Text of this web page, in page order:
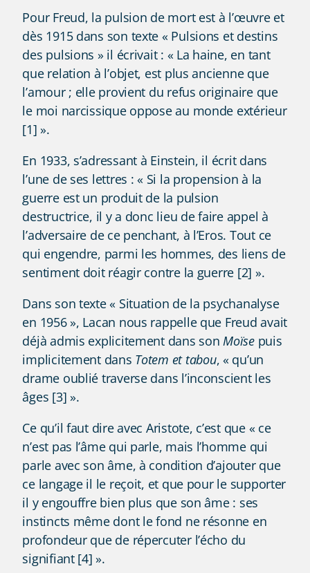
Pour Freud, la pulsion de mort est à l’œuvre et
dès 1915 dans son texte « Pulsions et destins
des pulsions » il écrivait : « La haine, en tant
que relation à l’objet, est plus ancienne que
l’amour ; elle provient du refus originaire que
le moi narcissique oppose au monde extérieur
[1] ».
En 1933, s’adressant à Einstein, il écrit dans
l’une de ses lettres : « Si la propension à la
guerre est un produit de la pulsion
destructrice, il y a donc lieu de faire appel à
l’adversaire de ce penchant, à l’Eros. Tout ce
qui engendre, parmi les hommes, des liens de
sentiment doit réagir contre la guerre [2] ».
Dans son texte « Situation de la psychanalyse
en 1956 », Lacan nous rappelle que Freud avait
déjà admis explicitement dans sonMoïsepuis
implicitement dans Totem et tabou, « qu’un
drame oublié traverse dans l’inconscient les
âges [3] ».
Ce qu’il faut dire avec Aristote, c’est que « ce
n’est pas l’âme qui parle, mais l’homme qui
parle avec son âme, à condition d’ajouter que
ce langage il le reçoit, et que pour le supporter
il y engouffre bien plus que son âme : ses
instincts même dont le fond ne résonne en
profondeur que de répercuter l’écho du
signifiant [4] ».